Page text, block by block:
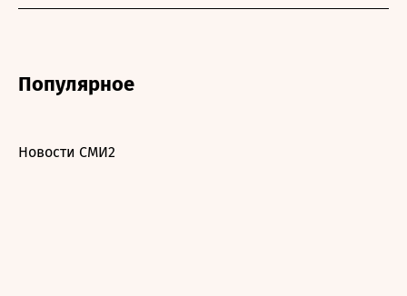
Популярное
Новости СМИ2